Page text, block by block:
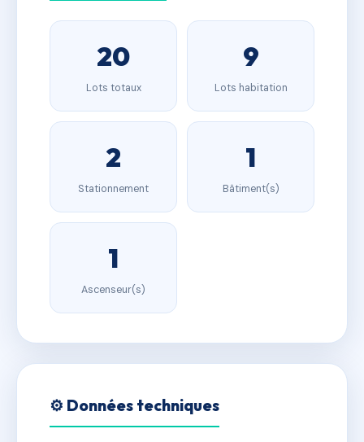
20
Lots totaux
9
Lots habitation
2
Stationnement
1
Bâtiment(s)
1
Ascenseur(s)
⚙️ Données techniques